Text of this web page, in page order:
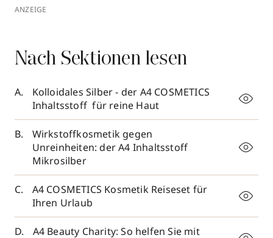
ANZEIGE
Nach Sektionen lesen
Kolloidales Silber - der A4 COSMETICS
Inhaltsstoff für reine Haut
Wirkstoffkosmetik gegen
Unreinheiten: der A4 Inhaltsstoff
Mikrosilber
A4 COSMETICS Kosmetik Reiseset für
Ihren Urlaub
A4 Beauty Charity: So helfen Sie mit